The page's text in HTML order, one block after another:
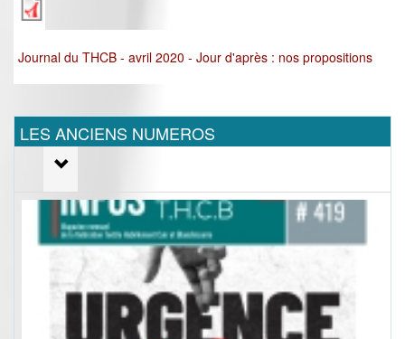
Journal du THCB - avril 2020 - Jour d'après : nos propositions
LES ANCIENS NUMEROS